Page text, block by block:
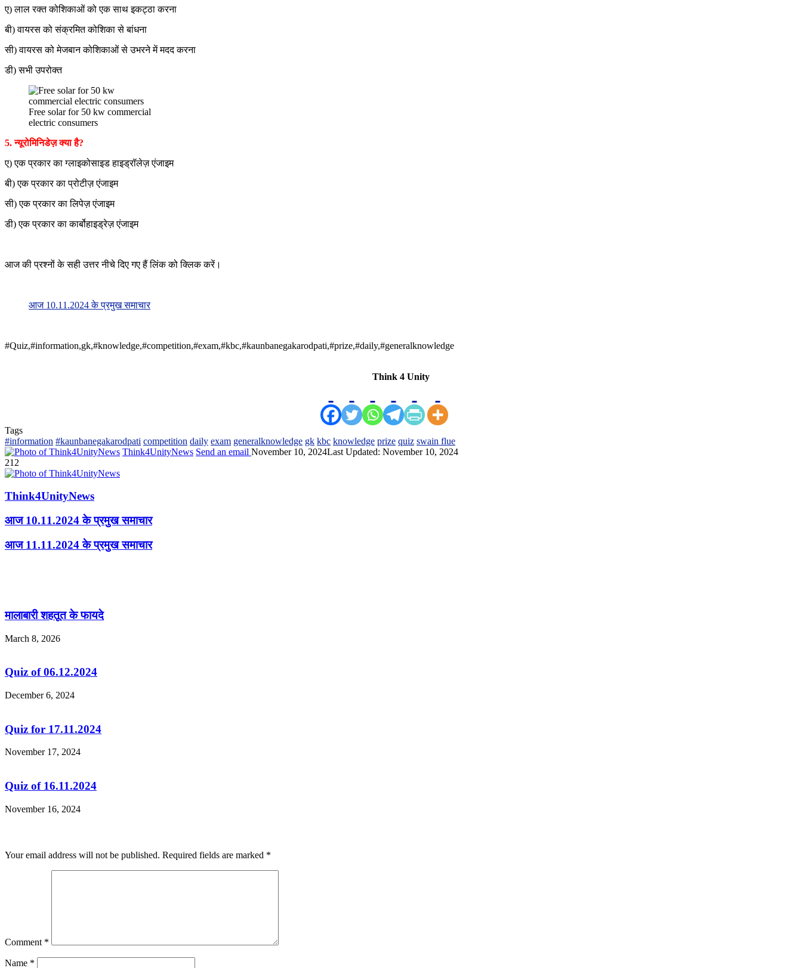
ए) लाल रक्त कोशिकाओं को एक साथ इकट्ठा करना
बी) वायरस को संक्रमित कोशिका से बांधना
सी) वायरस को मेजबान कोशिकाओं से उभरने में मदद करना
डी) सभी उपरोक्त
Free solar for 50 kw commercial
electric consumers
5. न्यूरोमिनिडेज़ क्या है?
ए) एक प्रकार का ग्लाइकोसाइड हाइड्रॉलेज़ एंजाइम
बी) एक प्रकार का प्रोटीज़ एंजाइम
सी) एक प्रकार का लिपेज़ एंजाइम
डी) एक प्रकार का कार्बोहाइड्रेज़ एंजाइम
आज की प्रश्नों के सही उत्तर नीचे दिए गए हैं लिंक को क्लिक करें।
आज 10.11.2024 के प्रमुख समाचार
#Quiz,#information,gk,#knowledge,#competition,#exam,#kbc,#kaunbanegakarodpati,#prize,#daily,#generalknowledge
Think 4 Unity
Tags
#information #kaunbanegakarodpati competition daily exam generalknowledge gk kbc knowledge prize quiz swain flue
Think4UnityNews Send an email November 10, 2024Last Updated: November 10, 2024
212
Think4UnityNews
आज 10.11.2024 के प्रमुख समाचार
आज 11.11.2024 के प्रमुख समाचार
मालाबारी शहतूत के फायदे
March 8, 2026
Quiz of 06.12.2024
December 6, 2024
Quiz for 17.11.2024
November 17, 2024
Quiz of 16.11.2024
November 16, 2024
Your email address will not be published. Required fields are marked *
Comment *
Name *